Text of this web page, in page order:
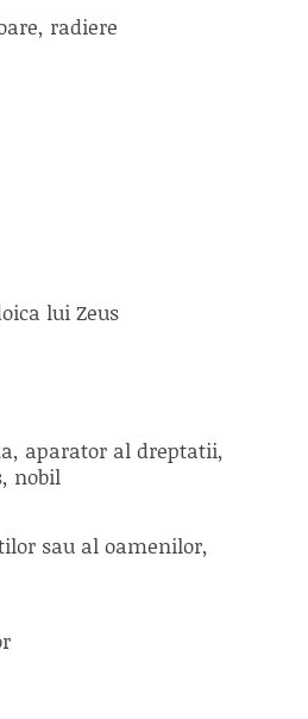
radiere
lui Zeus
aparator al dreptatii,
nobil
sau al oamenilor,